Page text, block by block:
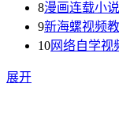
8漫画连载小
9新海螺视频
10网络自学视
展开